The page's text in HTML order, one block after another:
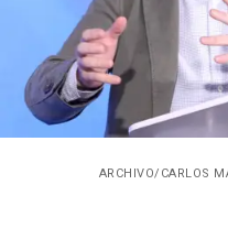
ARCHIVO/CARLOS